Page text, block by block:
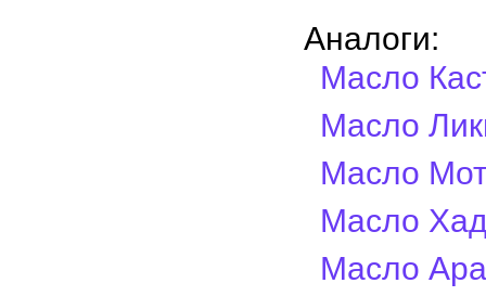
Аналоги:
Масло
Масло
Масло
Масло
Масло